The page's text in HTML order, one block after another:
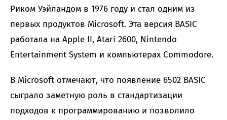
Риком Уэйландом в 1976 году и стал одним из
первых продуктов Microsoft. Эта версия BASIC
работала на Apple II, Atari 2600, Nintendo
Entertainment System и компьютерах Commodore.
В Microsoft отмечают, что появление 6502 BASIC
сыграло заметную роль в стандартизации
подходов к программированию и позволило